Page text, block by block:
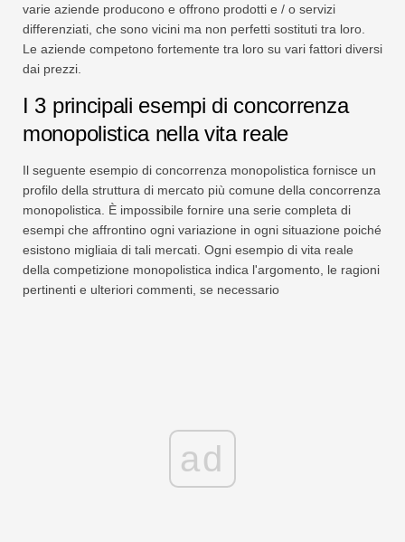
varie aziende producono e offrono prodotti e / o servizi
differenziati, che sono vicini ma non perfetti sostituti tra loro.
Le aziende competono fortemente tra loro su vari fattori diversi
dai prezzi.
I 3 principali esempi di concorrenza
monopolistica nella vita reale
Il seguente esempio di concorrenza monopolistica fornisce un
profilo della struttura di mercato più comune della concorrenza
monopolistica. È impossibile fornire una serie completa di
esempi che affrontino ogni variazione in ogni situazione poiché
esistono migliaia di tali mercati. Ogni esempio di vita reale
della competizione monopolistica indica l'argomento, le ragioni
pertinenti e ulteriori commenti, se necessario
ad